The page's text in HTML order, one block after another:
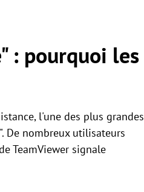
: pourquoi les
l'une des plus grandes
De nombreux utilisateurs
TeamViewer signale